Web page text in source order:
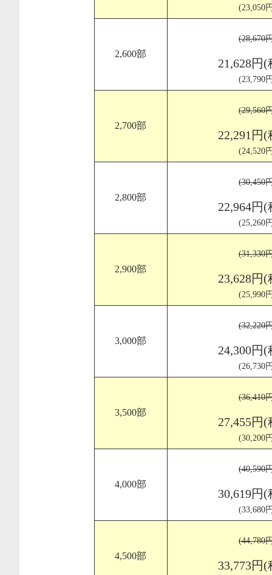
(23,050
2,600部
(28,670
21,628円
(23,790
2,700部
(29,560
22,291円
(24,520
2,800部
(30,450
22,964円
(25,260
2,900部
(31,330
23,628円
(25,990
3,000部
(32,220
24,300円
(26,730
3,500部
(36,410
27,455円
(30,200
4,000部
(40,590
30,619円
(33,680
4,500部
(44,780
33,773円